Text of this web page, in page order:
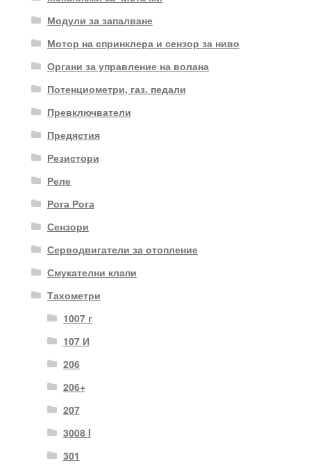
Модули за запалване
Мотор на спринклера и сензор за ниво
Органи за управление на волана
Потенциометри, газ. педали
Превключватели
Предястия
Резистори
Реле
Рога Рога
Сензори
Серводвигатели за отопление
Смукателни клапи
Тахометри
1007 г
107 И
206
206+
207
3008 I
301